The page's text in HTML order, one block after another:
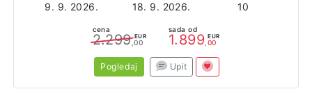
9. 9. 2026.
18. 9. 2026.
10
cena
2.299 EUR
,00
sada od
1.899 EUR
,00
Pogledaj Upit